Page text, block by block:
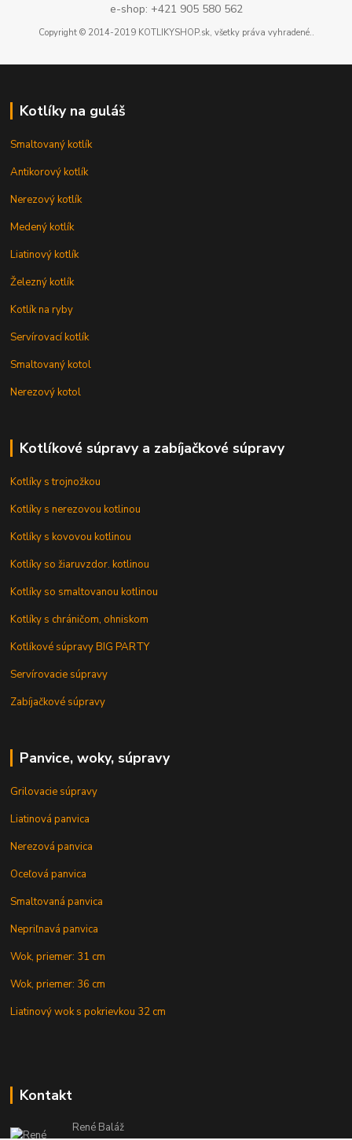
e-shop: +421 905 580 562
Copyright © 2014-2019 KOTLIKYSHOP.sk, všetky práva vyhradené..
Kotlíky na guláš
Smaltovaný kotlík
Antikorový kotlík
Nerezový kotlík
Medený kotlík
Liatinový kotlík
Železný kotlík
Kotlík na ryby
Servírovací kotlík
Smaltovaný kotol
Nerezový kotol
Kotlíkové súpravy a zabíjačkové súpravy
Kotlíky s trojnožkou
Kotlíky s nerezovou kotlinou
Kotlíky s kovovou kotlinou
Kotlíky so žiaruvzdor. kotlinou
Kotlíky so smaltovanou kotlinou
Kotlíky s chráničom, ohniskom
Kotlíkové súpravy BIG PARTY
Servírovacie súpravy
Zabíjačkové súpravy
Panvice, woky, súpravy
Grilovacie súpravy
Liatinová panvica
Nerezová panvica
Oceľová panvica
Smaltovaná panvica
Nepriľnavá panvica
Wok, priemer: 31 cm
Wok, priemer: 36 cm
Liatinový wok s pokrievkou 32 cm
Kontakt
René Baláž